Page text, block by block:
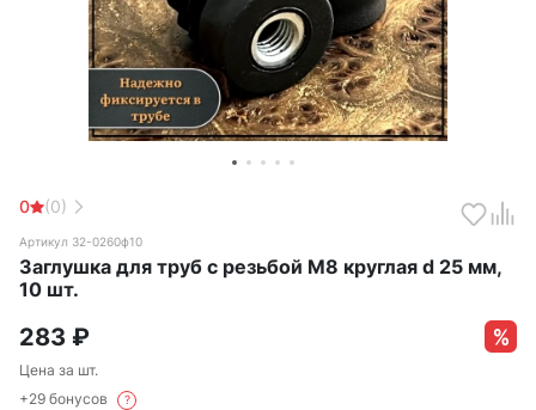
0 (0)
Артикул 32-0260ф10
Заглушка для труб с резьбой М8 круглая d 25 мм,
10 шт.
283 ₽
Цена за шт.
+29 бонусов
?